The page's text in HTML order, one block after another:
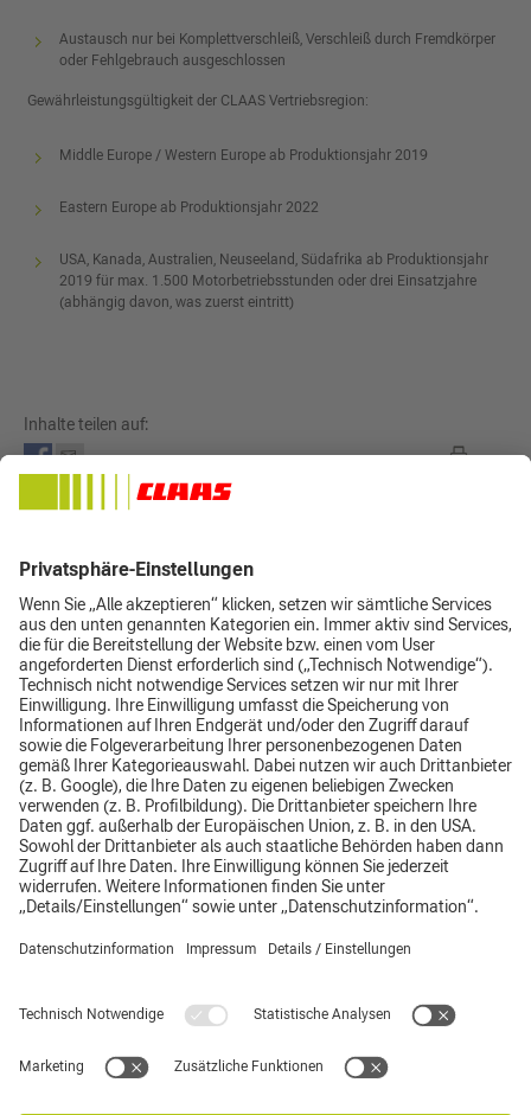
Austausch nur bei Komplettverschleiß, Verschleiß durch Fremdkörper
oder Fehlgebrauch ausgeschlossen
Gewährleistungsgültigkeit der CLAAS Vertriebsregion:
Middle Europe / Western Europe ab Produktionsjahr 2019
Eastern Europe ab Produktionsjahr 2022
USA, Kanada, Australien, Neuseeland, Südafrika ab Produktionsjahr
2019 für max. 1.500 Motorbetriebsstunden oder drei Einsatzjahre
(abhängig davon, was zuerst eintritt)
Inhalte teilen auf:
Downloads
Hinweisgebersystem